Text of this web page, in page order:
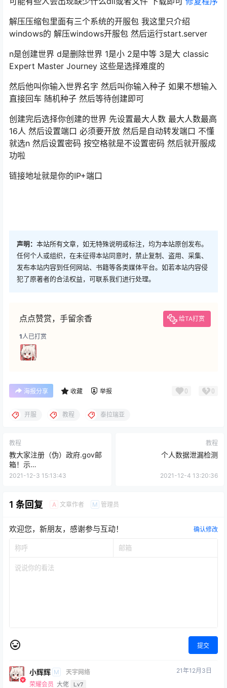
解压压缩包里面有三个系统的开服包 我这里只介绍
windows的 解压windows开服包 然后运行start.server
n是创建世界 d是删除世界 1是小 2是中等 3是大 classic
Expert Master Journey 这些是选择难度的
然后他叫你输入世界名字 然后叫你输入种子 如果不想输入
直接回车 随机种子 然后等待创建即可
创建完后选择你创建的世界 先设置最大人数 最大人数最高
16人 然后设置端口 必须要开放 然后是自动转发端口 不懂
就选n 然后设置密码 按空格就是不设置密码 然后就开服成
功啦
链接地址就是你的IP+端口
声明： 本站所有文章，如无特殊说明或标注，均为本站原创发布。
任何个人或组织，在未征得本站同意时，禁止复制、盗用、采集、
发布本站内容到任何网站、书籍等各类媒体平台。如若本站内容侵
犯了原著者的合法权益，可联系我们进行处理。
点点赞赏，手留余香 给TA打赏
1人已打赏
海报分享 收藏 举报 0 0
开服 教程 泰拉瑞亚
教程
教大家注册（伪）政府.gov邮
箱！示
例:12377@gov.email.cn
2021-12-3 15:13:43
教程
个人数据泄漏检测
2021-12-4 13:20:36
1 条回复 A 文章作者 M 管理员
欢迎您，新朋友，感谢参与互动！ 确认修改
提交
小辉辉 M
天宇网络
荣耀会员 大佬 Lv7
21年12月3日